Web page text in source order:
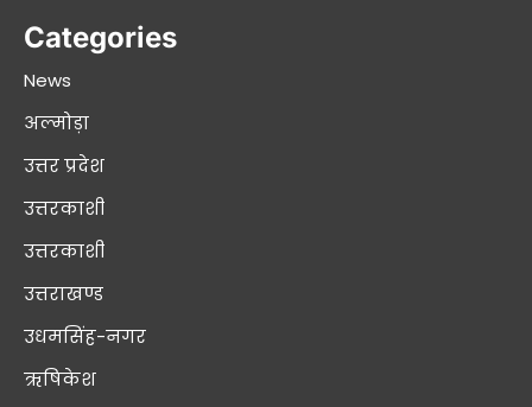
Categories
News
अल्मोड़ा
उत्तर प्रदेश
उत्तरकाशी
उत्तरकाशी
उत्तराखण्ड
उधमसिंह-नगर
ऋषिकेश